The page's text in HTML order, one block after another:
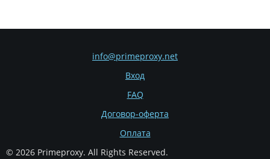
info@primeproxy.net
Вход
FAQ
Договор-оферта
Оплата
© 2026 Primeproxy. All Rights Reserved.